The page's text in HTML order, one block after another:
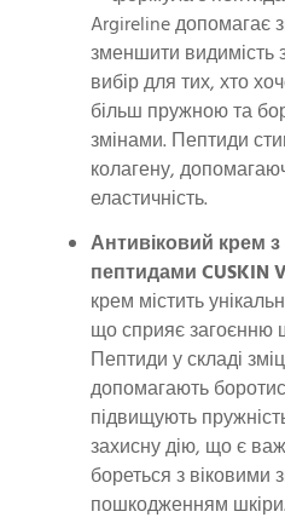
Argireline допомагає
зменшити
вибір для тих, хто
більш пружною та
змінами. Пептиди
колагену,
еластичність.
Антивіковий крем з
пептидами CUSKIN
крем містить
що сприяє загоєнню
Пептиди у складі
допомагають
підвищують
захисну дію, що є
бореться з віковими
пошкодженням шкіри.